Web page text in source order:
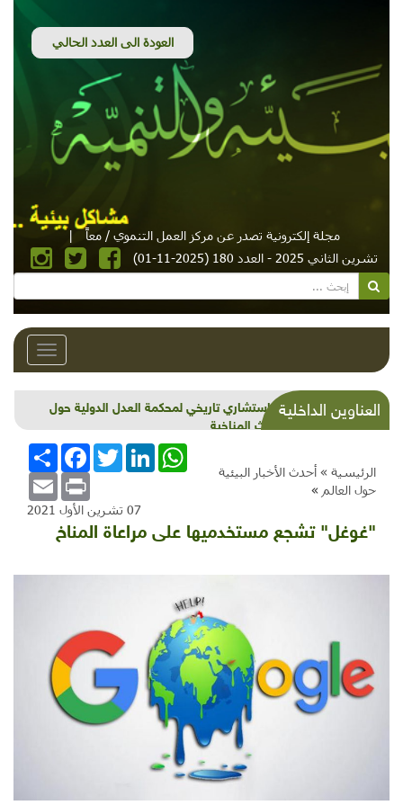
مجلة إلكترونية تصدر عن مركز العمل التنموي / معاً
|
تشرين الثاني 2025 - العدد 180 (2025-11-01)
Toggle
العناوين الداخليةشذرات بيئية وتنموية...بنية تحتية وحلويات قبيحة
وحاكورة ونوبل وزيتون و"سيباط"
الرئيسية » أحدث الأخبار البيئية
حول العالم »
انشر
FacebookTwitterLinkedInWhatsApp
Email Print
07 تشرين الأول 2021
"غوغل" تشجع مستخدميها على مراعاة المناخ